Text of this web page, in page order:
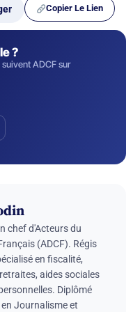
Copier Le Lien
?
ADCF sur
chef d'Acteurs du
(ADCF). Régis
en fiscalité,
aides sociales
Diplômé
Journalisme et